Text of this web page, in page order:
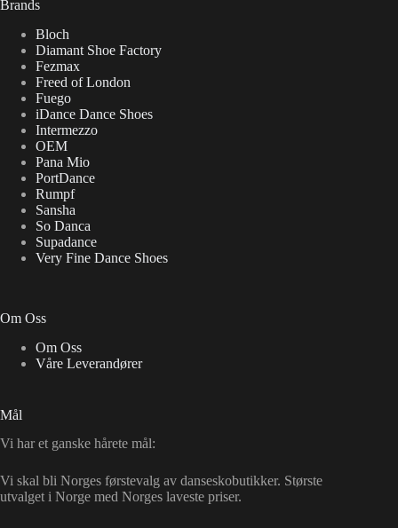
Brands
Bloch
Diamant Shoe Factory
Fezmax
Freed of London
Fuego
iDance Dance Shoes
Intermezzo
OEM
Pana Mio
PortDance
Rumpf
Sansha
So Danca
Supadance
Very Fine Dance Shoes
Om Oss
Om Oss
Våre Leverandører
Mål
Vi har et ganske hårete mål:
Vi skal bli Norges førstevalg av danseskobutikker. Største
utvalget i Norge med Norges laveste priser.